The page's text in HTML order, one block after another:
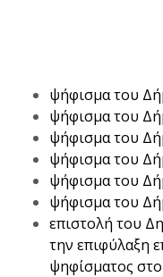
ψήφισμα του
ψήφισμα του
ψήφισμα του
ψήφισμα του
ψήφισμα του
ψήφισμα του
επιστολή του
την επιφύλαξη
ψηφίσματος